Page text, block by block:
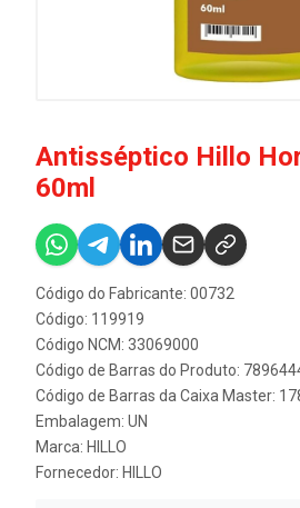
Antisséptico Hillo
60ml
Código do Fabricante: 00732
Código: 119919
Código NCM: 33069000
Código de Barras do Produto:
Código de Barras da Caixa Master:
Embalagem: UN
Marca: HILLO
Fornecedor: HILLO